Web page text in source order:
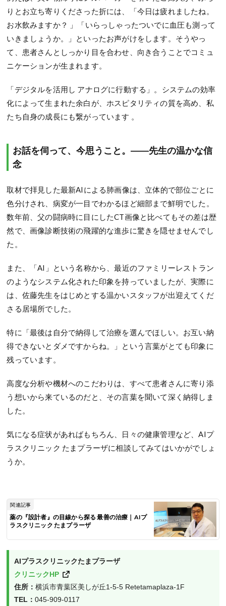
りとお立ち寄りくださった折には、「今日は疲れましたね。
お水飲みますか？ 」「いらっしゃったついでに血圧も測って
いきましょうか。」といったお声がけをします。そうやっ
て、患者さんとしっかり目を合わせ、向き合うことでコミュ
ニケーションが生まれます。
「デジタルを活用し アナログに行動する」。システムの効率
化によって生まれた余白が、ホスピタリティの質を高め、私
たち自身の成長にも繋がっています 。
お話を伺って、今思うこと。――先生の温かな信
念
取材で拝見した最新AIによる肺画像は、立体的で部位ごとに
色分けされ、病変が一目でわかるほど細部まで鮮明でした。
数年前、父の闘病時に目にしたCT画像と比べてもその差は歴
然で、画像診断技術の飛躍的な進歩に驚きを隠せませんでし
た。
また、「AI」という名称から、最近のファミリーレストラン
のようなシステム化された印象を持っていましたが、実際に
は、佐藤先生をはじめとする温かいスタッフが出迎えてくだ
さる居場所でした。
特に「最後は自分で納得して治療を選んでほしい。お互い納
得できないとダメですからね。」という言葉がとても印象に
残っています。
高度な分析や機材へのこだわりは、すべて患者さんに寄り添
う想いから来ているのだと、その言葉を聞いて深く納得しま
した。
気になる症状があればもちろん、日々の健康管理など、AIプ
ラスクリニック たまプラーザに相談してみてはいかがでしょ
うか。
関連記事
薬の『設計者』の目線から探る 最善の治療｜AIプ
ラスクリニック たまプラーザ
AIプラスクリニックたまプラーザ
クリニックHP
住所：横浜市青葉区美しが丘1-5-5 Retetamaplaza-1F
TEL：045-909-0117